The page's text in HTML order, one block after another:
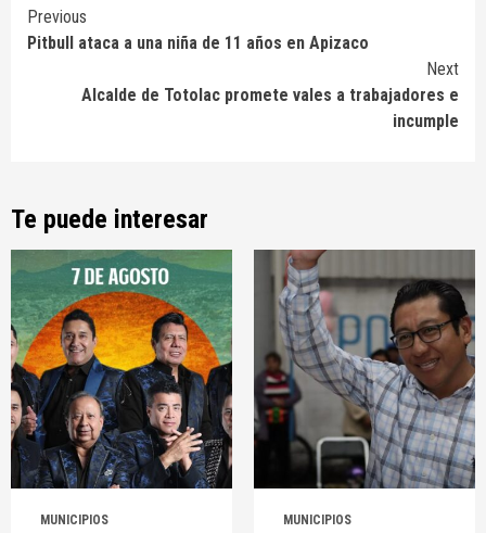
Continue
Reading
Previous
Pitbull ataca a una niña de 11 años en Apizaco
Next
Alcalde de Totolac promete vales a trabajadores e
incumple
Te puede interesar
MUNICIPIOS MUNICIPIOS